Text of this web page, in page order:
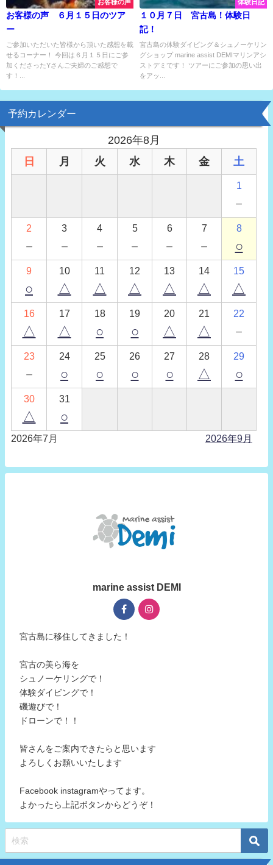
お客様の声
お客様の声 ６月１５日のツア
ー
ご参加いただいた皆様から頂いた感想を載
せるコーナー！ 今回は６月１５日にご参
加くださったYさんご夫婦のご感想で
す！...
体験日記
１０月７日 宮古島！体験日
記！
宮古島の体験ダイビング＆シュノーケリン
グショップ marine assist DEMIマリンアシ
ストデミです！ ツアーにご参加の思い出
をアッ...
予約カレンダー
2026年8月
日
月 火 水 木 金 土
1
－
2
－
3
－
4
－
5
－
6
－
7
－
8
○
9
○
10
△
11
△
12
△
13
△
14
△
15
△
16
△
17
△
18
○
19
○
20
△
21
△
22
－
23
－
24
○
25
○
26
○
27
○
28
△
29
○
30
△
31
○
2026年7月 2026年9月
marine assist DEMI
宮古島に移住してきました！
宮古の美ら海を
シュノーケリングで！
体験ダイビングで！
磯遊びで！
ドローンで！！
皆さんをご案内できたらと思います
よろしくお願いいたします
Facebook instagramやってます。
よかったら上記ボタンからどうぞ！